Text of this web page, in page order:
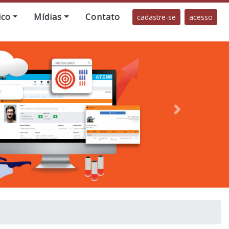
Mídias Contato cadastre-se acesso
Próximo